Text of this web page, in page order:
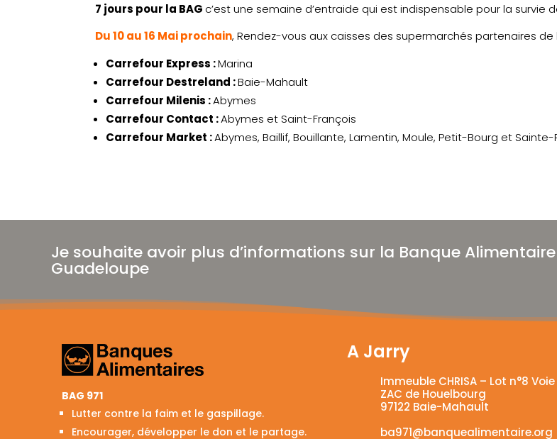
7 jours pour la BAG c’est une semaine d’entraide qui est indispensable pour la
Du 10 au 16 Mai prochain, Rendez-vous aux caisses des supermarchés partenaires de
Carrefour Express :Marina
Carrefour Destreland :Baie-Mahault
Carrefour Milenis :Abymes
Carrefour Contact :Abymes et Saint-François
Carrefour Market :Abymes, Baillif, Bouillante, Lamentin, Moule, Petit-Bourg et Sainte-
Je souhaite avoir plus d’informations sur la Banque
Guadeloupe
BAG 971
Lutter contre la faim et le gaspillage.
Encourager, développer le don et le partage.
A Jarry
Immeuble CHRISA – Lot n°8
ZAC de Houelbourg
97122 Baie-Mahault
ba971@banquealimentaire.org